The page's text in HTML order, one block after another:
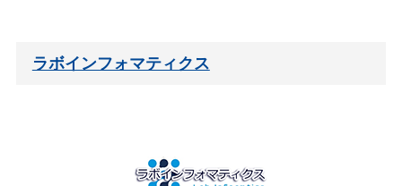
ラボインフォマティクス